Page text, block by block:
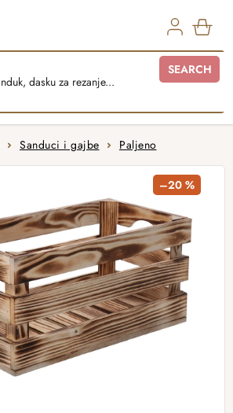
SEARCH
Sanduci i gajbe Paljeno
–20 %